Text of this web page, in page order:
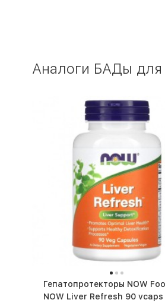
Аналоги БАДы для
Гепатопротекторы NOW Foods
NOW Liver Refresh 90 vcaps (90